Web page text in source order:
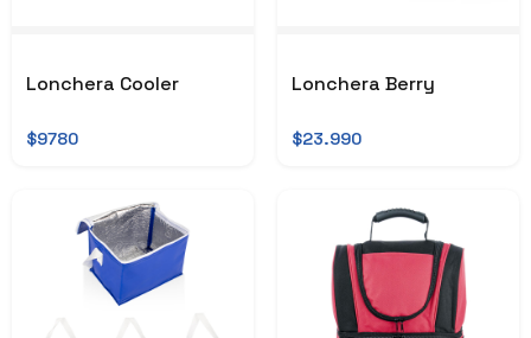
Lonchera Cooler
$9780
Lonchera Berry
$23.990